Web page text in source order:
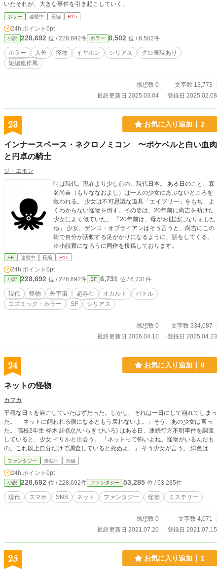
いたそれが、大きな事件を引き起こしていく。
ホラー 連載中 長編 R15
24h.ポイント 0pt
小説 228,692 位 / 228,692件 ホラー 8,502 位 / 8,502件
ホラー 人外 怪物 イヤホン シリアス
グロ表現あり
短編連作風
感想数 0
文字数 13,773
最終更新日 2025.03.04
登録日 2025.02.08
23 お気に入り追加 2
インナースペース・ネクロノミコン 〜ポケベルと白い血肉
と円卓の騎士
ジ・エモン
時は現代。現在より少し前の、現代日本。 ある日のこと、森
名尚吉（もりななおよし）は一人の少女にあぶないところを
救われる。 少女は不可思議な道具「エイブリー」をもち、よ
くわからない怪物を倒す。その姿は、20年前に尚吉を助けた
少女によく似ていた。 「20年前は、母がお世話になりました
ね」 少女、ゲンコ・オブライアンはそう言うと、尚吉にこの
街で自分が活動する足がかりになるように、話をしてくる。
※小説家になろうに同作を投稿しております。
SF 連載中 長編 R15
24h.ポイント 0pt
小説 228,692 位 / 228,692件 SF 6,731 位 / 6,731件
現代 怪物 外宇宙 超存在 オカルト
バトル
コズミック・ホラー
SF シリアス
感想数 0
文字数 334,087
最終更新日 2026.04.10
登録日 2025.04.23
24 お気に入り追加 0
ネットの怪物
カフカ
平穏な日々を過ごしていたはずだった。しかし、それは一日にして崩れてしまっ
た。 「ネットに飼われる側になるともう戻れないよ。」そう、あの少女は言っ
た。 高校2年生 柊木 緋色(ひいらぎ ひいろ) はある日、連続行方不明事件を調査
していると、少女 イリルと出会う。 「ネットって怖いよね。怪物がいるんだも
の。これ以上自分だけで調査していると死ぬよ。」 そう少女が言う。 緋色は半
ば半信半疑で聞いていたが、調べるのを続けていると、急に画面が暗くなり、画
面から怪物が出てきた。 「ほら、言わんこっちゃない。」突然目の前にイリル
が現れ、一命を取り留めた。 「助けて貰ったお礼に、私に付いてきてよ。ネッ
トの怪物を倒しにさ。」そうイリルは言い、ネットの怪物を倒す旅が始まった。
果たして2人に待ち構えるのは、何なのか？ ネットに飼われた今の世界を変える
冒険が今始まる。 ※この作品は小説家になろうとの重複投稿をしております。
ファンタジー 連載中 長編
24h.ポイント 0pt
小説 228,692 位 / 228,692件 ファンタジー 53,285 位 / 53,285件
現代 スマホ SNS ネット ファンタジー 怪物 ミステリー
感想数 0
文字数 4,071
最終更新日 2021.07.20
登録日 2021.07.15
25 お気に入り追加 1